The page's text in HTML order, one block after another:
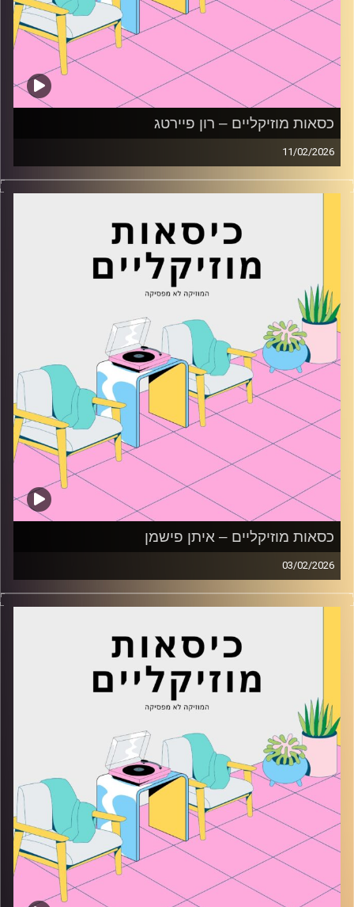
כסאות מוזיקליים – רון פיירטג
11/02/2026
כסאות מוזיקליים עם רון פיירטג
כסאות מוזיקליים – איתן פישמן
03/02/2026
כסאות מוזיקליים עם איתן פישמן